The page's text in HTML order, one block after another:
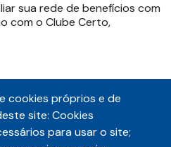
sua rede de benefícios com
com o Clube Certo,
requerimento para
exonerações após
e Sintaf
nesta quarta-feira
cookies próprios e de
site: Cookies
para usar o site;